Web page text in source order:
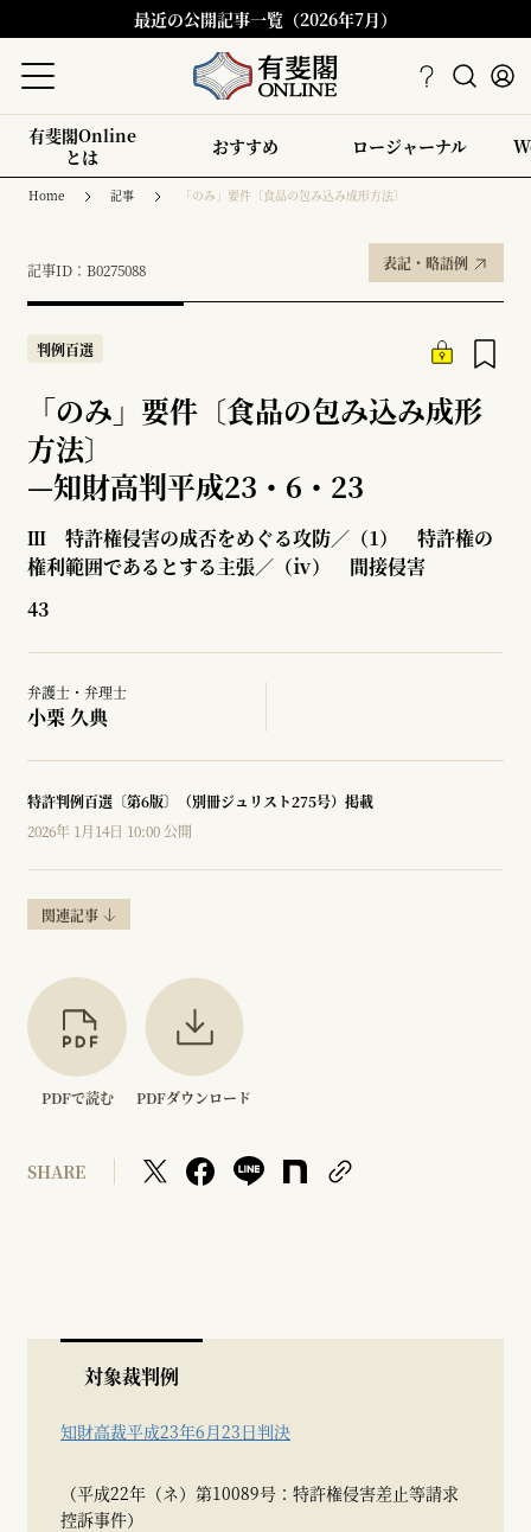
最近の公開記事一覧（2026年7月）
有斐閣Online
とは
おすすめ ロージャーナル
Home 記事 「のみ」要件〔食品の包み込み成形方法〕
記事ID：B0275088 表記・略語例
判例百選
「のみ」要件〔食品の包み込み成形
方法〕
—知財高判平成23・6・23
Ⅲ 特許権侵害の成否をめぐる攻防／（1） 特許権の
権利範囲であるとする主張／（ⅳ） 間接侵害
43
弁護士・弁理士
小栗 久典
特許判例百選〔第6版〕（別冊ジュリスト275号）掲載
2026年 1月14日 10:00 公開
関連記事
PDFで読む PDFダウンロード
SHARE
対象裁判例
知財高裁平成23年6月23日判決
（平成22年（ネ）第10089号：特許権侵害差止等請求
控訴事件）